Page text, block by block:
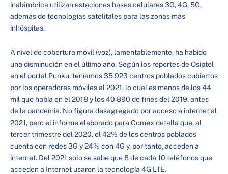
inalámbrica utilizan estaciones bases celulares 3G, 4G, 5G,
además de tecnologías satelitales para las zonas más
inhóspitas.
A nivel de cobertura móvil (voz), lamentablemente, ha habido
una disminución en el último año. Según los reportes de Osiptel
en el portal Punku, teníamos 35 923 centros poblados cubiertos
por los operadores móviles al 2021, lo cual es menos de los 44
mil que había en el 2018 y los 40 890 de fines del 2019, antes
de la pandemia. No figura desagregado por acceso a internet al
2021, pero el informe elaborado para Comex detalla que, al
tercer trimestre del 2020, el 42% de los centros poblados
cuenta con redes 3G y 24% con 4G y, por tanto, acceden a
internet. Del 2021 solo se sabe que 8 de cada 10 teléfonos que
acceden a Internet usaron la tecnología 4G LTE.